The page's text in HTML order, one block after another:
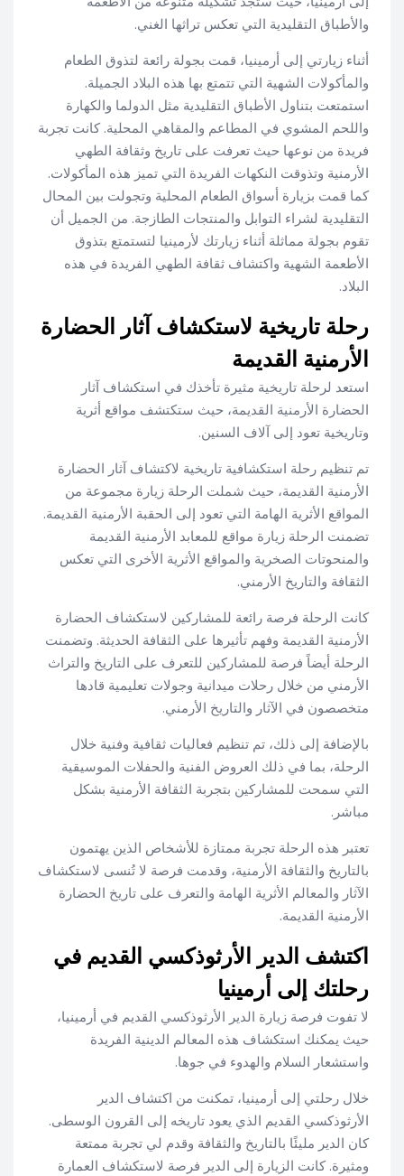
والأطباق التقليدية التي تعكس تراثها الغني.
أثناء زيارتي إلى أرمينيا، قمت بجولة رائعة لتذوق الطعام
والمأكولات الشهية التي تتمتع بها هذه البلاد الجميلة.
استمتعت بتناول الأطباق التقليدية مثل الدولما والكهارة
واللحم المشوي في المطاعم والمقاهي المحلية. كانت تجربة
فريدة من نوعها حيث تعرفت على تاريخ وثقافة الطهي
الأرمنية وتذوقت النكهات الفريدة التي تميز هذه المأكولات.
كما قمت بزيارة أسواق الطعام المحلية وتجولت بين المحال
التقليدية لشراء التوابل والمنتجات الطازجة. من الجميل أن
تقوم بجولة مماثلة أثناء زيارتك لأرمينيا لتستمتع بتذوق
الأطعمة الشهية واكتشاف ثقافة الطهي الفريدة في هذه
البلاد.
رحلة تاريخية لاستكشاف آثار الحضارة
الأرمنية القديمة
استعد لرحلة تاريخية مثيرة تأخذك في استكشاف آثار
الحضارة الأرمنية القديمة، حيث ستكتشف مواقع أثرية
وتاريخية تعود إلى آلاف السنين.
تم تنظيم رحلة استكشافية تاريخية لاكتشاف آثار الحضارة
الأرمنية القديمة، حيث شملت الرحلة زيارة مجموعة من
المواقع الأثرية الهامة التي تعود إلى الحقبة الأرمنية القديمة.
تضمنت الرحلة زيارة مواقع للمعابد الأرمنية القديمة
والمنحوتات الصخرية والمواقع الأثرية الأخرى التي تعكس
الثقافة والتاريخ الأرمني.
كانت الرحلة فرصة رائعة للمشاركين لاستكشاف الحضارة
الأرمنية القديمة وفهم تأثيرها على الثقافة الحديثة. وتضمنت
الرحلة أيضاً فرصة للمشاركين للتعرف على التاريخ والتراث
الأرمني من خلال رحلات ميدانية وجولات تعليمية قادها
متخصصون في الآثار والتاريخ الأرمني.
بالإضافة إلى ذلك، تم تنظيم فعاليات ثقافية وفنية خلال
الرحلة، بما في ذلك العروض الفنية والحفلات الموسيقية
التي سمحت للمشاركين بتجربة الثقافة الأرمنية بشكل
مباشر.
تعتبر هذه الرحلة تجربة ممتازة للأشخاص الذين يهتمون
بالتاريخ والثقافة الأرمنية، وقدمت فرصة لا تُنسى لاستكشاف
الآثار والمعالم الأثرية الهامة والتعرف على تاريخ الحضارة
الأرمنية القديمة.
اكتشف الدير الأرثوذكسي القديم في
رحلتك إلى أرمينيا
لا تفوت فرصة زيارة الدير الأرثوذكسي القديم في أرمينيا،
حيث يمكنك استكشاف هذه المعالم الدينية الفريدة
واستشعار السلام والهدوء في جوها.
خلال رحلتي إلى أرمينيا، تمكنت من اكتشاف الدير
الأرثوذكسي القديم الذي يعود تاريخه إلى القرون الوسطى.
كان الدير مليئًا بالتاريخ والثقافة وقدم لي تجربة ممتعة
ومثيرة. كانت الزيارة إلى الدير فرصة لاستكشاف العمارة